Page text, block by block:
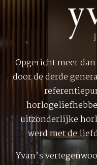
Opgericht meer
door de derde
uitzonderlijke
werd met de
Yvan’s